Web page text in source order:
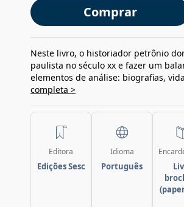
Comprar
Neste livro, o historiador petrônio
paulista no século xx e fazer um
elementos de análise: biografias,
completa >
Editora
Edições Sesc
Idioma
Português